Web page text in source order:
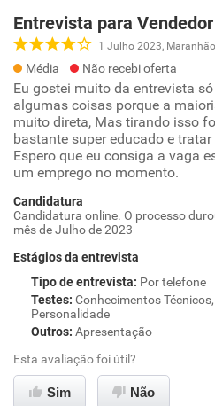
Entrevista para Vendedor
1 Julho 2023, Maranhão
Média Não recebi oferta
Eu gostei muito da entrevista
algumas coisas porque a
muito direta, Mas tirando isso
bastante super educado e
Espero que eu consiga a vaga
um emprego no momento.
Candidatura
Candidatura online. O processo
mês de Julho de 2023
Estágios da entrevista
Tipo de entrevista: Por telefone
Testes: Conhecimentos
Personalidade
Outros: Apresentação
Esta avaliação foi útil?
Sim Não